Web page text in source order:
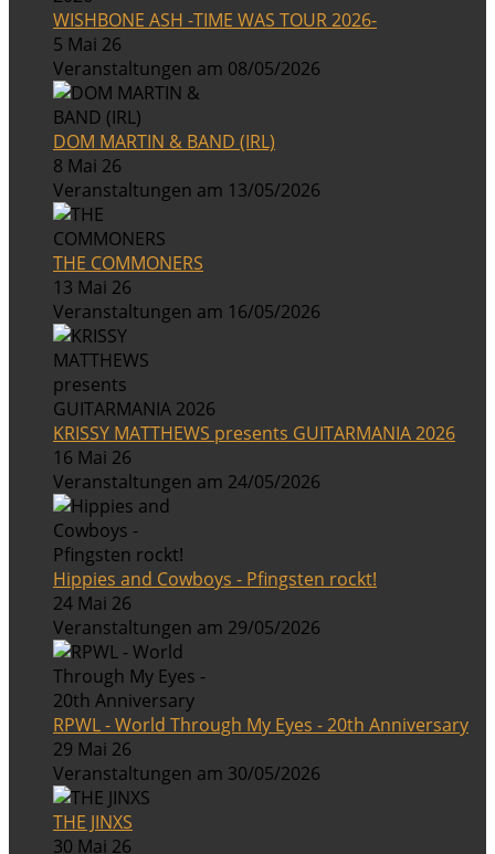
WISHBONE ASH -TIME WAS TOUR 2026-
5 Mai 26
Veranstaltungen am 08/05/2026
DOM MARTIN & BAND (IRL)
8 Mai 26
Veranstaltungen am 13/05/2026
THE COMMONERS
13 Mai 26
Veranstaltungen am 16/05/2026
KRISSY MATTHEWS presents GUITARMANIA 2026
16 Mai 26
Veranstaltungen am 24/05/2026
Hippies and Cowboys - Pfingsten rockt!
24 Mai 26
Veranstaltungen am 29/05/2026
RPWL - World Through My Eyes - 20th Anniversary
29 Mai 26
Veranstaltungen am 30/05/2026
THE JINXS
30 Mai 26